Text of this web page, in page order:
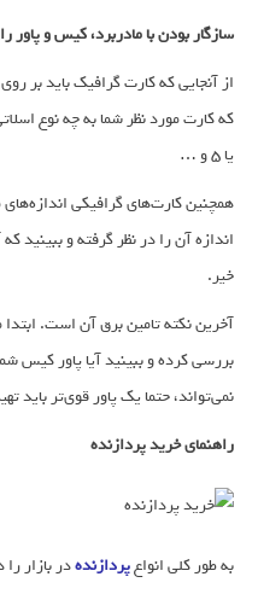
سازگار بودن با مادربرد، کیس و پاور
از آنجایی که کارت گرافیک باید بر
یا 5 و …
همچنین کارت‌های گرافیکی اندازه‌های
اندازه آن را در نظر گرفته و
خیر.
آخرین نکته تامین برق آن است. ابتدا
بررسی کرده و ببینید آیا پاور کیس
نمی‌تواند، حتما یک پاور قوی‌تر باید
راهنمای خرید پردازنده
به طور کلی انواعپردازنده